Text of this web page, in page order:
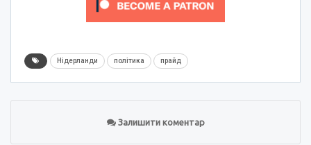
Нідерланди політика прайд
Залишити коментар